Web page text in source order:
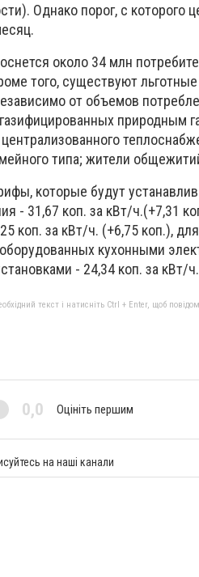
Однако порог, с которого
около 34 млн
того, существуют
от объемов
природным
типа; жители
которые будут
- 31,67 коп. за кВт/ч.(+7,31
коп. за кВт/ч. (+6,75 коп.),
кухонными
- 24,34 коп. за кВт/
текст і натисніть Ctrl + Enter, щоб
0,0 Оцініть першим
на наші канали